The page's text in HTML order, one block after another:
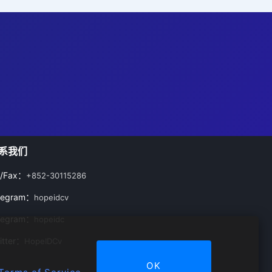
我们
： +852-30115286
： hopeidcv
：
OK